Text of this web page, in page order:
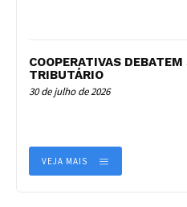
COOPERATIVAS
TRIBUTÁRIO
30 de julho de 2026
VEJA MAIS